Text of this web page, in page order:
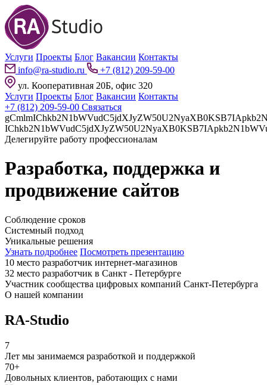
Услуги Проекты Блог Вакансии Контакты
info@ra-studio.ru
+7 (812) 209-59-00
ул. Кооперативная 20Б, офис 320
Услуги Проекты Блог Вакансии Контакты
+7 (812) 209-59-00 Связаться
Делегируйте работу профессионалам
Разработка, поддержка и
продвижение сайтов
Соблюдение сроков
Системный подход
Уникальные решения
Узнать подробнее Посмотреть презентацию
10 место разработчик интернет-магазинов
32 место разработчик в Санкт - Петербурге
Участник сообщества цифровых компаний Санкт-Петербурга
О нашей компании
RA-Studio
7
Лет мы занимаемся разработкой и поддержкой
70+
Довольных клиентов, работающих с нами